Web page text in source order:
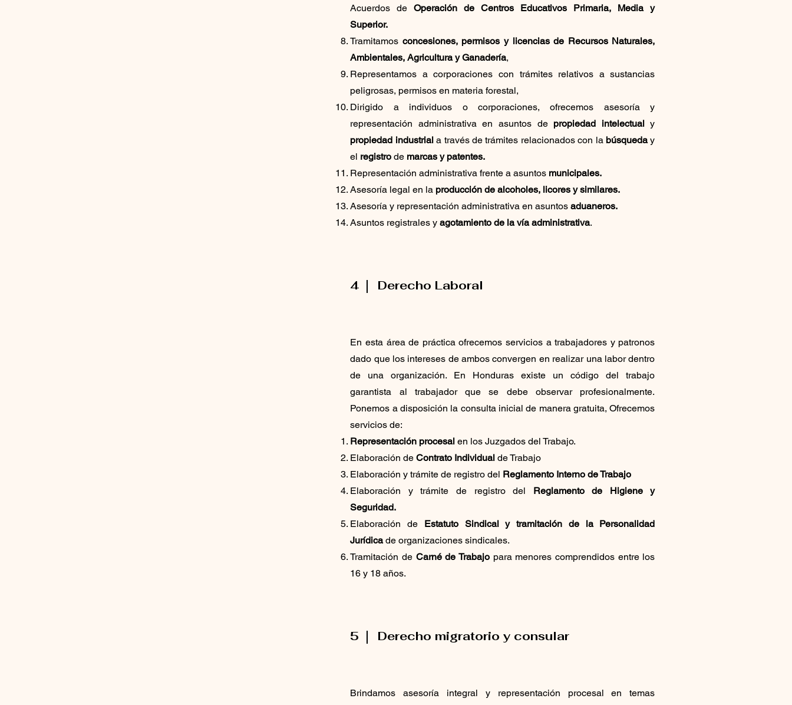
Acuerdos deOperación de Centros Educativos
Primaria, Media y
Superior.
Tramitamos concesiones, permisos y licencias de Recursos Naturales,
Ambientales, Agricultura y Ganadería,
Representamos a corporaciones con trámites relativos a sustancias
peligrosas, permisos en materia forestal,
Dirigido a individuos o corporaciones, ofrecemos asesoría y
representación administrativa en asuntos de propiedad intelectualy
propiedad industriala través de trámites relacionados con la búsqueday
el registro de marcas y patentes.
Representación administrativa frente a asuntos municipales.
Asesoría legal en la producción de alcoholes, licores y similares.
Asesoría y representación administrativa en asuntosaduaneros.
Asuntos registrales yagotamiento de la vía administrativa.
4 Derecho Laboral
En esta área de práctica ofrecemos servicios a trabajadores y patronos
dado que los intereses de ambos convergen en realizar una labor dentro
de una organización. En Honduras existe un código del trabajo
garantista al trabajador que se debe observar profesionalmente.
Ponemos a disposición la consulta inicial de manera gratuita, Ofrecemos
servicios de:
Representación procesal en los Juzgados del Trabajo.
Elaboración deContrato Individual de Trabajo
Elaboración y trámite de registro del Reglamento Interno de Trabajo
Elaboración y trámite de registro del Reglamento de Higiene y
Seguridad.
Elaboración de Estatuto Sindical y tramitación de la Personalidad
Jurídicade organizaciones sindicales.
Tramitación de Carné de Trabajo para menores comprendidos entre los
16 y 18 años.
5 Derecho migratorio y consular
Brindamos asesoría integral y representación procesal en temas